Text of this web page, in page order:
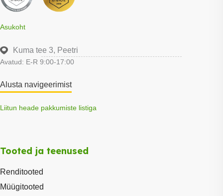
Asukoht
Kuma tee 3, Peetri
Avatud: E-R 9:00-17:00
Alusta navigeerimist
Liitun heade pakkumiste listiga
Tooted ja teenused
Renditooted
Müügitooted